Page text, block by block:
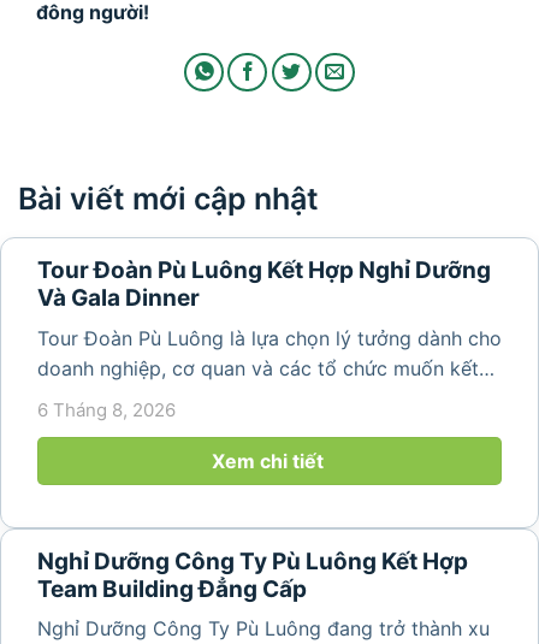
đông người!
Bài viết mới cập nhật
Tour Đoàn Pù Luông Kết Hợp Nghỉ Dưỡng
Và Gala Dinner
Tour Đoàn Pù Luông là lựa chọn lý tưởng dành cho
doanh nghiệp, cơ quan và các tổ chức muốn kết
hợp nghỉ dưỡng, tham quan và tổ chức các hoạt
nguyên sơ, không khí...
6 Tháng 8, 2026
Xem chi tiết
Nghỉ Dưỡng Công Ty Pù Luông Kết Hợp
Team Building Đẳng Cấp
Nghỉ Dưỡng Công Ty Pù Luông đang trở thành xu